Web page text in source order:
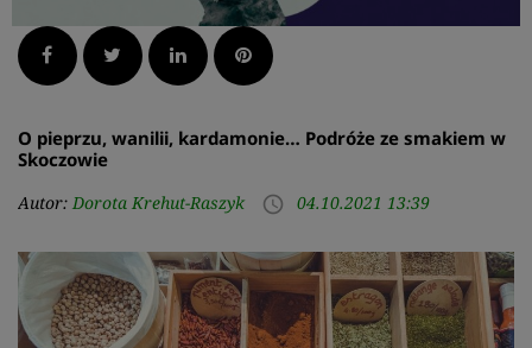
Facebook Twitter LinkedInPinterest
O pieprzu, wanilii, kardamonie… Podróże ze smakiem w
Skoczowie
Autor: Dorota Krehut-Raszyk access_time 04.10.2021 13:39